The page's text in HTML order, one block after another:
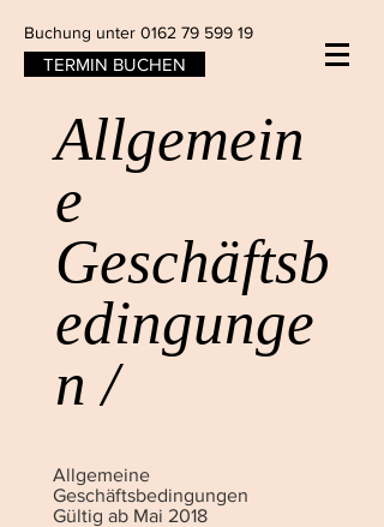
Buchung unter 0162 79 599 19
TERMIN BUCHEN
Allgemein
e
Geschäftsb
edingunge
n /
Allgemeine
Geschäftsbedingungen
Gültig ab Mai 2018